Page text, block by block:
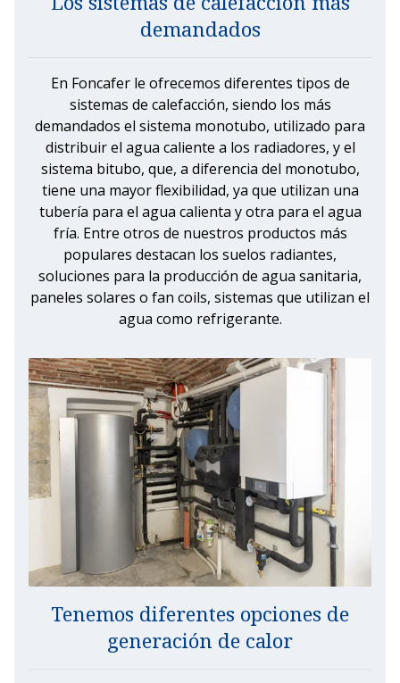
demandados
En Foncafer le ofrecemos diferentes tipos de
sistemas de calefacción, siendo los más
demandados el sistema monotubo, utilizado para
distribuir el agua caliente a los radiadores, y el
sistema bitubo, que, a diferencia del monotubo,
tiene una mayor flexibilidad, ya que utilizan una
tubería para el agua calienta y otra para el agua
fría. Entre otros de nuestros productos más
populares destacan los suelos radiantes,
soluciones para la producción de agua sanitaria,
paneles solares o fan coils, sistemas que utilizan el
agua como refrigerante.
Tenemos diferentes opciones de
generación de calor